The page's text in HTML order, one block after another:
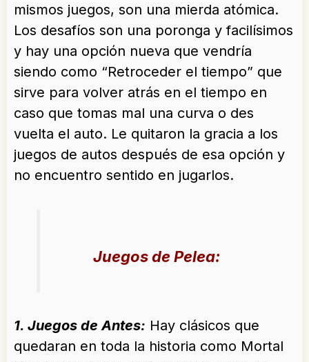
mismos juegos, son una mierda atómica.
Los desafíos son una poronga y facilísimos
y hay una opción nueva que vendría
siendo como “Retroceder el tiempo” que
sirve para volver atrás en el tiempo en
caso que tomas mal una curva o des
vuelta el auto. Le quitaron la gracia a los
juegos de autos después de esa opción y
no encuentro sentido en jugarlos.
Juegos de Pelea:
1. Juegos de Antes: Hay clásicos que
quedaran en toda la historia como Mortal